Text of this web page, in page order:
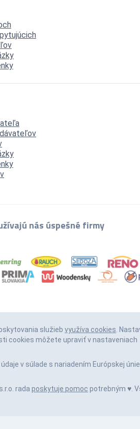
nás úspešné firmy
služieb využíva cookies.
cookies môžete upraviť v nastaveniach
v súlade s nariadením Európskej únie
rada poskytuje pomoc potrebným ♥️.